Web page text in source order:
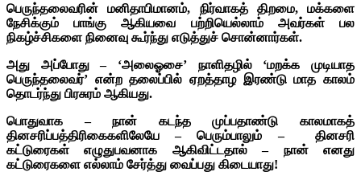
பெருந்தலைவரின் மனிதாபிமானம், நிர்வாகத் திறமை, மக்களை
நேசிக்கும் பாங்கு ஆகியவை பற்றியெல்லாம் அவர்கள் பல
நிகழ்ச்சிகளை நினைவு கூர்ந்து எடுத்துச் சொன்னார்கள்.
அது அப்போது – ‘அலைஓசை’ நாளிதழில் ‘மறக்க முடியாத
பெருந்தலைவர்’ என்ற தலைப்பில் ஏறத்தாழ இரண்டு மாத காலம்
தொடர்ந்து பிரசுரம் ஆகியது.
பொதுவாக – நான் கடந்த முப்பதாண்டு காலமாகத்
தினசரிப்பத்திரிகைகளிலேயே – பெரும்பாலும் – தினசரி
கட்டுரைகள் எழுதுபவனாக ஆகிவிட்டதால் – நான் எனது
கட்டுரைகளை எல்லாம் சேர்த்து வைப்பது கிடையாது!